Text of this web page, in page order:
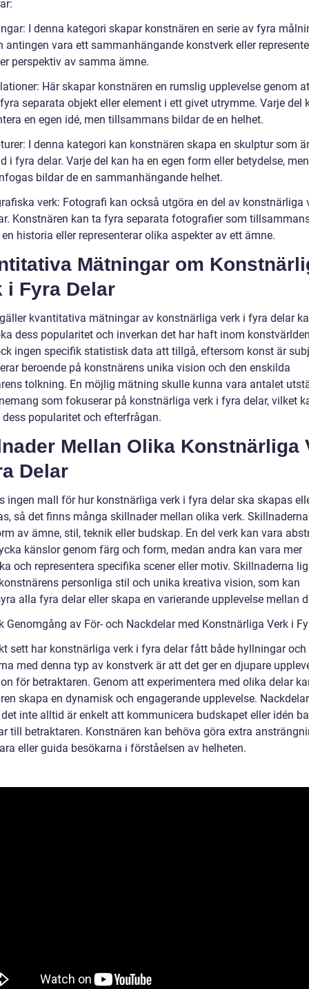
I denna kategori skapar konstnären en serie av fyra
antingen vara ett sammanhängande konstverk eller
perspektiv av samma ämne.
Här skapar konstnären en rumslig upplevelse genom
separata objekt eller element i ett givet utrymme. Varje del
en egen idé, men tillsammans bildar de en helhet.
I denna kategori kan konstnären skapa en skulptur som är
i fyra delar. Varje del kan ha en egen form eller betydelse,
bildar de en sammanhängande helhet.
verk: Fotografi kan också utgöra en del av konstnärliga
Konstnären kan ta fyra separata fotografier som
historia eller representerar olika aspekter av ett ämne.
Mätningar om
i Fyra Delar
kvantitativa mätningar av konstnärliga verk i fyra delar
dess popularitet och inverkan det har haft inom
ingen specifik statistisk data att tillgå, eftersom konst är
beroende på konstnärens unika vision och den enskilda
tolkning. En möjlig mätning skulle kunna vara antalet
som fokuserar på konstnärliga verk i fyra delar, vilket
popularitet och efterfrågan.
Mellan Olika Konstnärliga
Delar
ingen mall för hur konstnärliga verk i fyra delar ska skapas
så det finns många skillnader mellan olika verk.
av ämne, stil, teknik eller budskap. En del verk kan vara
känslor genom färg och form, medan andra kan vara mer
och representera specifika scener eller motiv. Skillnaderna
personliga stil och unika kreativa vision, som kan
alla fyra delar eller skapa en varierande upplevelse mellan
Genomgång av För- och Nackdelar med Konstnärliga Verk i
sett har konstnärliga verk i fyra delar fått både hyllningar och
med denna typ av konstverk är att det ger en djupare
för betraktaren. Genom att experimentera med olika delar
skapa en dynamisk och engagerande upplevelse.
inte alltid är enkelt att kommunicera budskapet eller idén
till betraktaren. Konstnären kan behöva göra extra
eller guida besökarna i förståelsen av helheten.